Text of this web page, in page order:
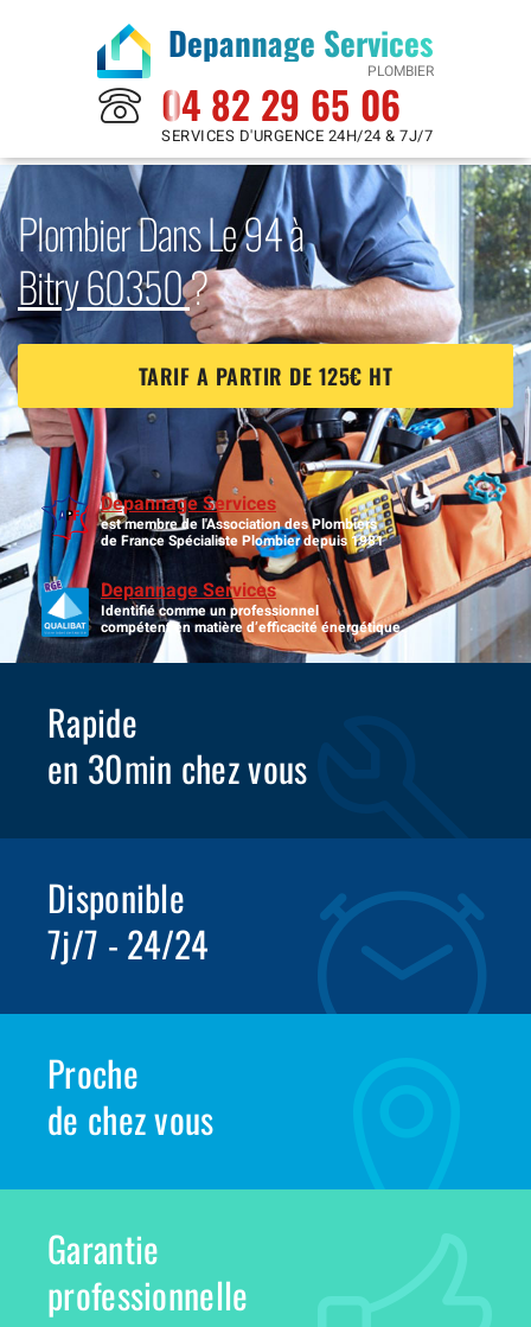
Depannage Services
PLOMBIER
04 82 29 65 06
SERVICES D'URGENCE 24H/24 & 7J/7
Plombier Dans Le 94 à
Bitry 60350?
TARIF A PARTIR DE 125€ HT
Depannage Services
est membre de l'Association des Plombiers
de France Spécialiste Plombier depuis 1981
Depannage Services
Identifié comme un professionnel
compétent en matière d’efficacité énergétique.
Rapide
en 30min chez vous
Disponible
7j/7 - 24/24
Proche
de chez vous
Garantie
professionnelle